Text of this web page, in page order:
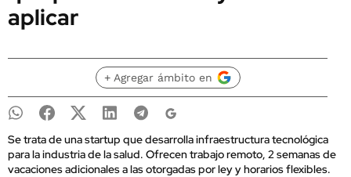
aplicar
+ Agregar ámbito en
Se trata de una startup que desarrolla infraestructura tecnológica
para la industria de la salud. Ofrecen trabajo remoto, 2 semanas de
vacaciones adicionales a las otorgadas por ley y horarios flexibles.